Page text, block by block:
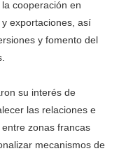
cooperación en
exportaciones, así
y fomento del
su interés de
las relaciones e
zonas francas
mecanismos de